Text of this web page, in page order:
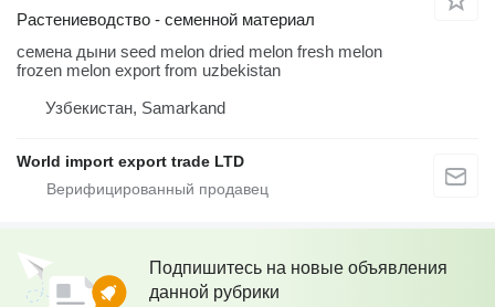
Растениеводство - семенной материал
семена дыни seed melon dried melon fresh melon
frozen melon export from uzbekistan
Узбекистан, Samarkand
World import export trade LTD
Подпишитесь на новые объявления
данной рубрики